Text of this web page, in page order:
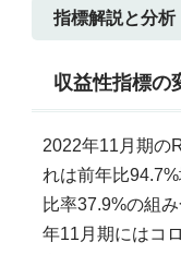
指標解説と分析
収益性指標の
2022年11月期の
れは前年比
比率37.9%の組
年11月期にはコ